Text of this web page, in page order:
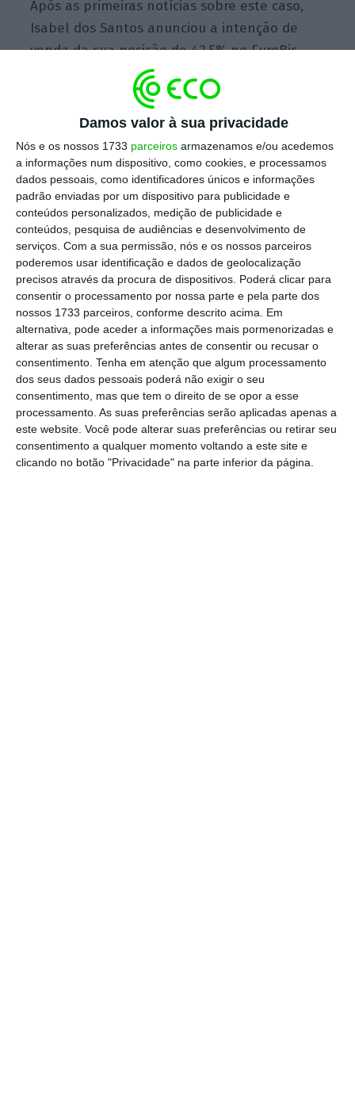
Damos valor à sua privacidade
Nós e os nossos 1733 parceiros armazenamos e/ou acedemos
a informações num dispositivo, como cookies, e processamos
dados pessoais, como identificadores únicos e informações
padrão enviadas por um dispositivo para publicidade e
conteúdos personalizados, medição de publicidade e
conteúdos, pesquisa de audiências e desenvolvimento de
serviços. Com a sua permissão, nós e os nossos parceiros
poderemos usar identificação e dados de geolocalização
precisos através da procura de dispositivos. Poderá clicar para
consentir o processamento por nossa parte e pela parte dos
nossos 1733 parceiros, conforme descrito acima. Em
alternativa, pode aceder a informações mais pormenorizadas e
alterar as suas preferências antes de consentir ou recusar o
consentimento. Tenha em atenção que algum processamento
dos seus dados pessoais poderá não exigir o seu
consentimento, mas que tem o direito de se opor a esse
processamento. As suas preferências serão aplicadas apenas a
este website. Você pode alterar suas preferências ou retirar seu
consentimento a qualquer momento voltando a este site e
clicando no botão "Privacidade" na parte inferior da página.
Após as primeiras notícias sobre este caso,
Isabel dos Santos anunciou a intenção de
venda da sua posição de 42,5% no EuroBic.
Desde esse momento que ficou decidido que
a saída da acionista angolana do banco teria
de acontecer num curto prazo. Não só por
pressão do Banco de Portugal, com quem a
equipa de Teixeira dos Santos tem mantido
contactos e reuniões regulares. Mas também
pelos danos reputacionais que o Luanda
Leaks tem causado na instituição financeira,
como o próprio Teixeira dos Santos, CEO do
banco, reconheceu publicamente. “Não é bom
para o negócio, mas o banco estásólido“,
referiu o antigo ministro das Finanças em
entrevista àRTP.
Abanca confirma interesse no EuroBic. “Temos
Ler Mais